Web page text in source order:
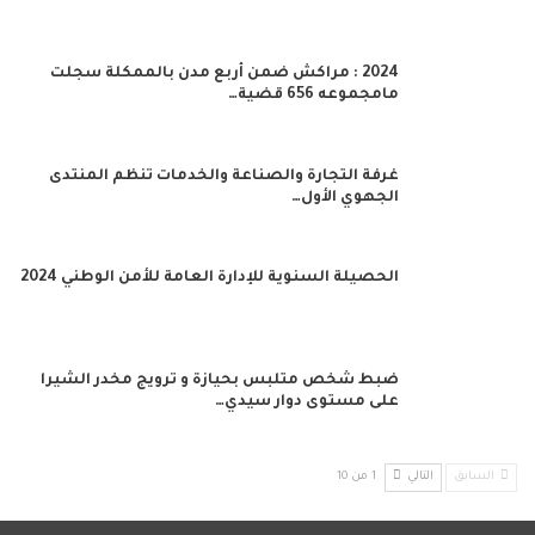
2024 : مراكش ضمن أربع مدن بالممكلة سجلت
مامجموعه 656 قضية…
غرفة التجارة والصناعة والخدمات تنظم المنتدى
الجهوي الأول…
الحصيلة السنوية للإدارة العامة للأمن الوطني 2024
ضبط شخص متلبس بحيازة و ترويج مخدر الشيرا
على مستوى دوار سيدي…
السابق التالي 1 من 10